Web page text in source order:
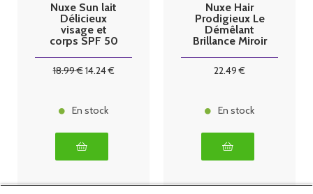
Nuxe Sun lait
Délicieux
visage et
corps SPF 50
18.99€14.24€
En stock
Nuxe Hair
Prodigieux Le
Démêlant
Brillance Miroir
22.49 €
En stock